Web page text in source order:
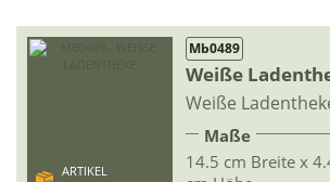
ARTIKEL
Mb0489
Weiße
Weiße
Maße
14.5 cm Breite x